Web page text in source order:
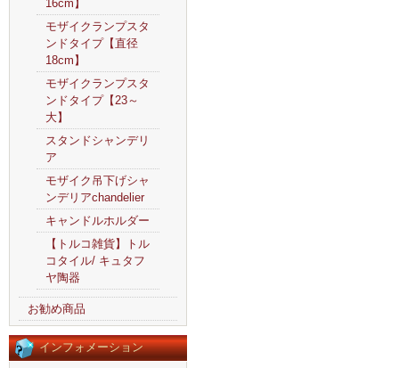
16cm】
モザイクランプスタ
ンドタイプ【直径
18cm】
モザイクランプスタ
ンドタイプ【23～
大】
スタンドシャンデリ
ア
モザイク吊下げシャ
ンデリアchandelier
キャンドルホルダー
【トルコ雑貨】トル
コタイル/ キュタフ
ヤ陶器
お勧め商品
インフォメーション